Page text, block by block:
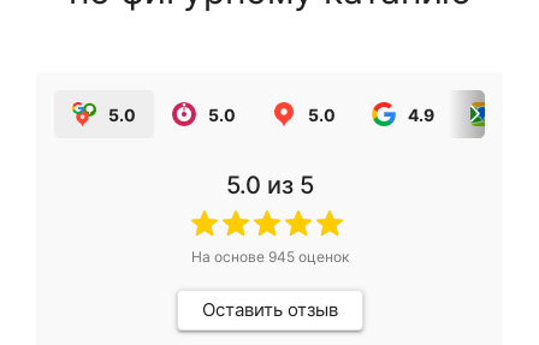
5.0 5.0 5.0 4.9
5.0 из 5
На основе 945оценок
Оставить отзыв